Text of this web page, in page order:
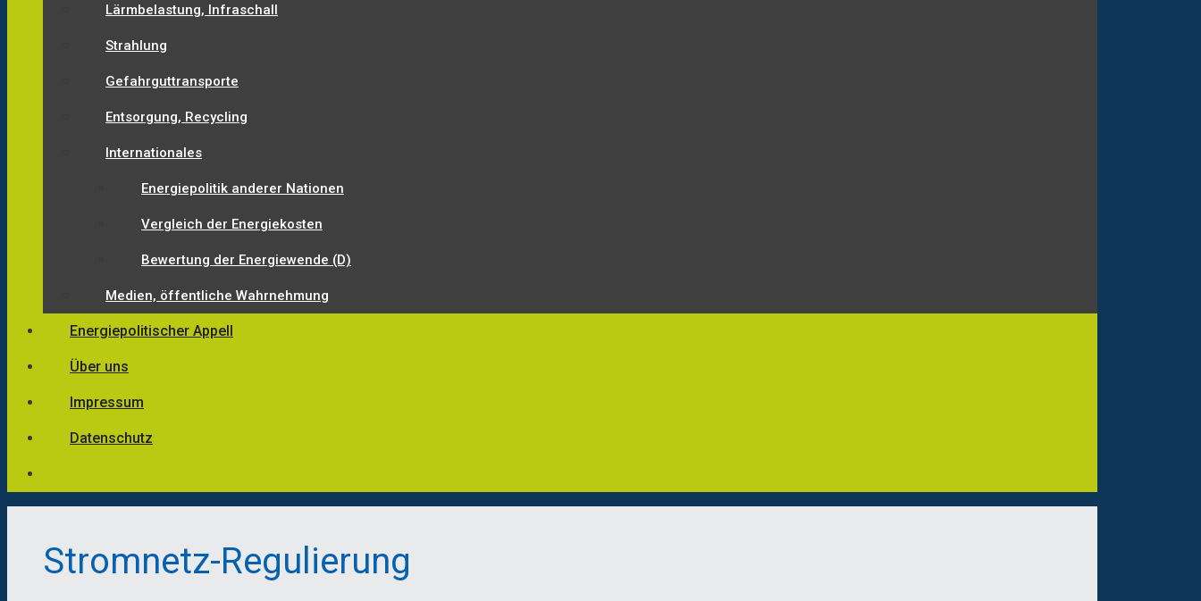
Lärmbelastung, Infraschall
Strahlung
Gefahrguttransporte
Entsorgung, Recycling
Internationales
Energiepolitik anderer Nationen
Vergleich der Energiekosten
Bewertung der Energiewende (D)
Medien, öffentliche Wahrnehmung
Energiepolitischer Appell
Über uns
Impressum
Datenschutz
Stromnetz-Regulierung